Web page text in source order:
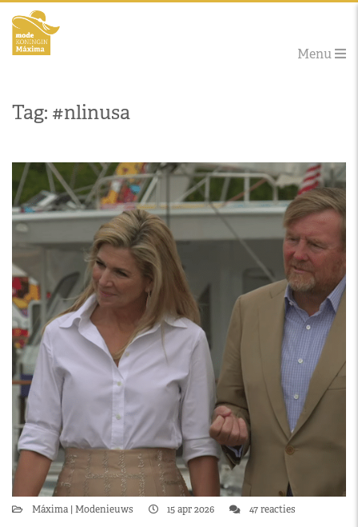
Menu
Tag: #nlinusa
Máxima Modenieuws 15 apr 2026 47 reacties